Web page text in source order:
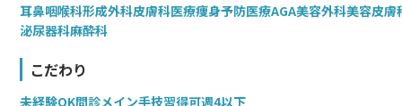
耳鼻咽喉科形成外科皮膚科医療痩身予防医療AGA美容外科美容皮膚
泌尿器科麻酔科
こだわり
未経験OK問診メイン手技習得可週4以下